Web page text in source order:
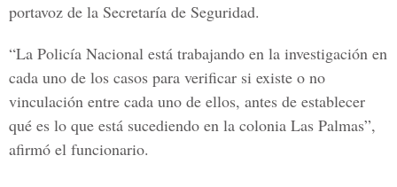
portavoz de la Secretaría de Seguridad.
“La Policía Nacional está trabajando en la investigación en
cada uno de los casos para verificar si existe o no
vinculación entre cada uno de ellos, antes de establecer
qué es lo que está sucediendo en la colonia Las Palmas”,
afirmó el funcionario.